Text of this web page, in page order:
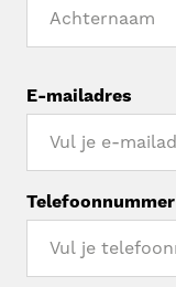
E-mailadres
Telefoonnummer